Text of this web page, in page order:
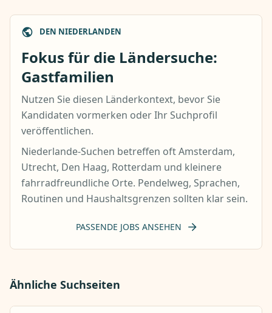
DEN NIEDERLANDEN
Fokus für die Ländersuche:
Gastfamilien
Nutzen Sie diesen Länderkontext, bevor Sie
Kandidaten vormerken oder Ihr Suchprofil
veröffentlichen.
Niederlande-Suchen betreffen oft Amsterdam,
Utrecht, Den Haag, Rotterdam und kleinere
fahrradfreundliche Orte. Pendelweg, Sprachen,
Routinen und Haushaltsgrenzen sollten klar sein.
PASSENDE JOBS ANSEHEN
Ähnliche Suchseiten